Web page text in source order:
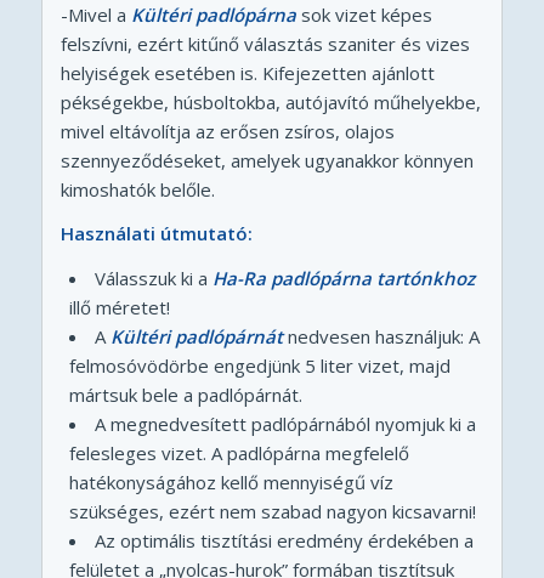
-Mivel a Kültéri padlópárna sok vizet képes
felszívni, ezért kitűnő választás szaniter és vizes
helyiségek esetében is. Kifejezetten ajánlott
pékségekbe, húsboltokba, autójavító műhelyekbe,
mivel eltávolítja az erősen zsíros, olajos
szennyeződéseket, amelyek ugyanakkor könnyen
kimoshatók belőle.
Használati útmutató:
Válasszuk ki a Ha-Ra padlópárna tartónkhoz
illő méretet!
A Kültéri padlópárnátnedvesen használjuk: A
felmosóvödörbe engedjünk 5 liter vizet, majd
mártsuk bele a padlópárnát.
A megnedvesített padlópárnából nyomjuk ki a
felesleges vizet. A padlópárna megfelelő
hatékonyságához kellő mennyiségű víz
szükséges, ezért nem szabad nagyon kicsavarni!
Az optimális tisztítási eredmény érdekében a
felületet a „nyolcas-hurok” formában tisztítsuk